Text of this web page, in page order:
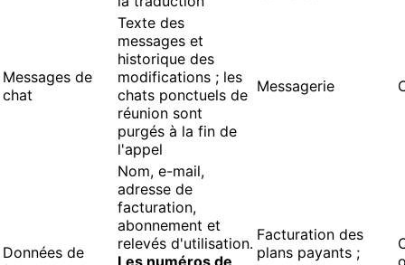
Messages de
chat
Texte des
messages et
historique des
modifications ; les
chats ponctuels de
réunion sont
purgés à la fin de
l'appel
Messagerie
Données de
Nom, e-mail,
adresse de
facturation,
abonnement et
relevés d'utilisation. Facturation des
plans payants ;